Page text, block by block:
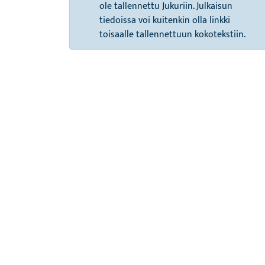
ole tallennettu Jukuriin. Julkaisun
tiedoissa voi kuitenkin olla linkki
toisaalle tallennettuun kokotekstiin.